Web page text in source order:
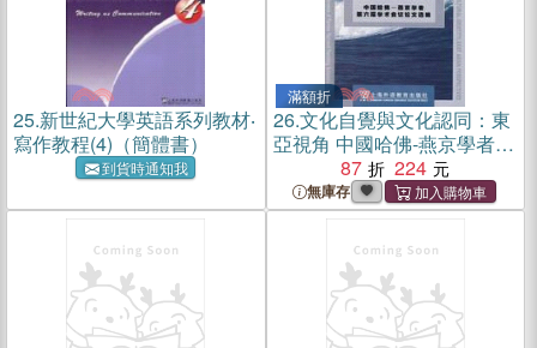
25.新世紀大學英語系列教材‧
寫作教程(4)（簡體書）
到貨時通知我
滿額折
26.文化自覺與文化認同：東
亞視角 中國哈佛-燕京學者第
六屆學術會議論文選編（簡
體書）
87 224
無庫存